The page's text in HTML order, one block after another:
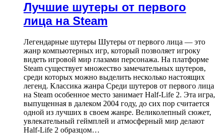
Лучшие шутеры от первого
лица на Steam
Легендарные шутеры Шутеры от первого лица — это
жанр компьютерных игр, который позволяет игроку
видеть игровой мир глазами персонажа. На платформе
Steam существует множество замечательных шутеров,
среди которых можно выделить несколько настоящих
легенд. Классика жанра Среди шутеров от первого лица
на Steam особенное место занимает Half-Life 2. Эта игра,
выпущенная в далеком 2004 году, до сих пор считается
одной из лучших в своем жанре. Великолепный сюжет,
увлекательный геймплей и атмосферный мир делают
Half-Life 2 образцом…